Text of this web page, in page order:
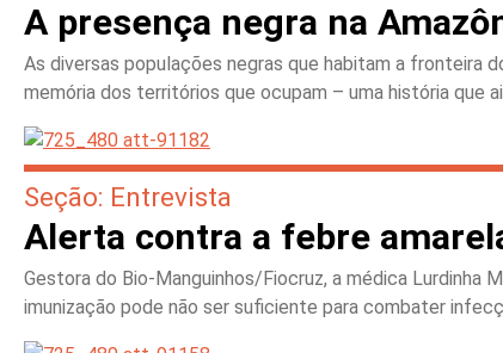
A presença negra na
As diversas populações negras que habitam a fronteira
memória dos territórios que ocupam – uma história que
Seção: Entrevista
Alerta contra a febre
Gestora do Bio-Manguinhos/Fiocruz, a médica Lurdinha
imunização pode não ser suficiente para combater